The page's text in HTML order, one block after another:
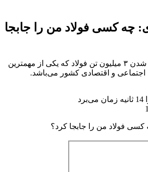
چه کسی فولاد من را جابجا
گزارش تصویری از گم شدن ۳ میلیون تن فولاد که یکی از مهمترین
اجتماعی و اقتصادی کشور می‌باشد.